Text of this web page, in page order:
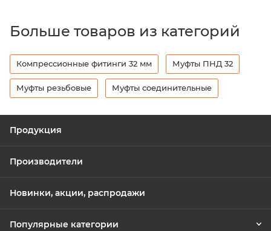
Больше товаров из категорий
Компрессионные фитинги 32 мм Муфты ПНД 32
Муфты резьбовые Муфты соединительные
Продукция
Производители
Новинки, акции, распродажи
Популярные категории